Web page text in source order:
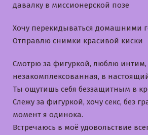
давалку в миссионерской позе
Хочу перекидываться домашними
Отправлю снимки красивой киски
Смотрю за фигуркой, люблю интим,
незакомплексованная, в
Ты ощутишь себя беззащитным в
Слежу за фигуркой, хочу секс, без
момент я одинока.
Встречаюсь в моё удовольствие